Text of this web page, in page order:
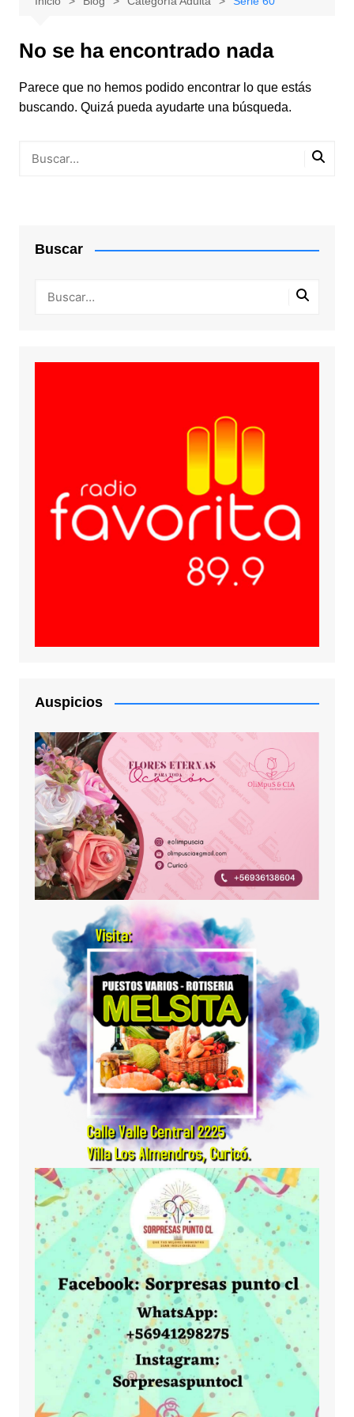
No se ha encontrado nada
Parece que no hemos podido encontrar lo que estás
buscando. Quizá pueda ayudarte una búsqueda.
Buscar
Auspicios